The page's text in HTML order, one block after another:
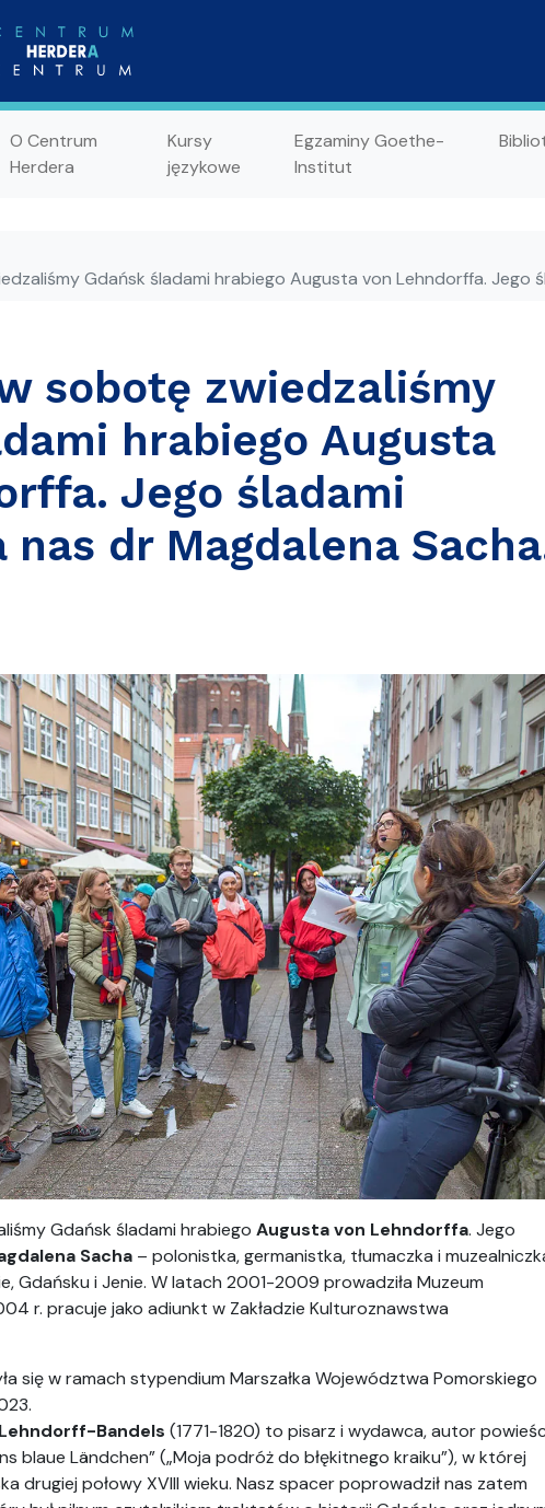
O Centrum
Herdera
Kursy
językowe
Egzaminy Goethe-
Institut
Gdańsk śladami hrabiego Augusta von Lehndorffa. Jego
w sobotę zwiedzaliśmy
hrabiego Augusta
Jego śladami
nas dr Magdalena
Gdańsk śladami hrabiego Augusta von Lehndorffa. Jego
Sacha – polonistka, germanistka, tłumaczka i
Gdańsku i Jenie. W latach 2001-2009 prowadziła Muzeum
r. pracuje jako adiunkt w Zakładzie Kulturoznawstwa
się w ramach stypendium Marszałka Województwa Pomorskiego
Bandels (1771-1820) to pisarz i wydawca, autor
blaue Ländchen” („Moja podróż do błękitnego kraiku”), w której
drugiej połowy XVIII wieku. Nasz spacer poprowadził nas zatem